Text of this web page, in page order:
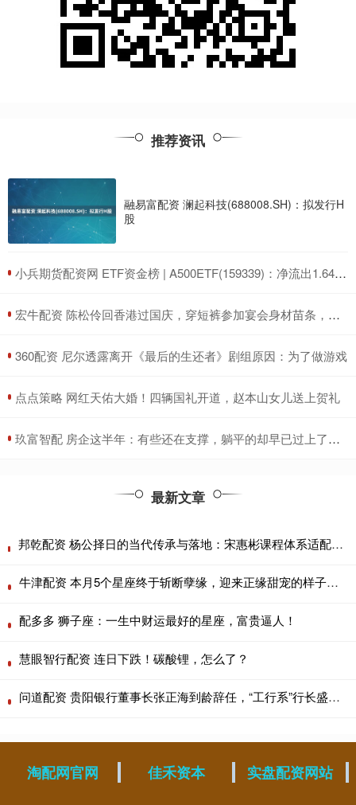
推荐资讯
融易富配资 澜起科技(688008.SH)：拟发行H
股
​小兵期货配资网 ETF资金榜 | A500ETF(159339)：净流出1.64亿元，居可比基金前三-20250711
​宏牛配资 陈松伶回香港过国庆，穿短裤参加宴会身材苗条，小9岁丈夫好健硕
​360配资 尼尔透露离开《最后的生还者》剧组原因：为了做游戏
​点点策略 网红天佑大婚！四辆国礼开道，赵本山女儿送上贺礼
​玖富智配 房企这半年：有些还在支撑，躺平的却早已过上了好日子
最新文章
邦乾配资 杨公择日的当代传承与落地：宋惠彬课程体系适配上海商业场景
牛津配资 本月5个星座终于斩断孽缘，迎来正缘甜宠的样子太甜了！
配多多 狮子座：一生中财运最好的星座，富贵逼人！
慧眼智行配资 连日下跌！碳酸锂，怎么了？
问道配资 贵阳银行董事长张正海到龄辞任，“工行系”行长盛军代为履职
淘配网官网 佳禾资本 实盘配资网站